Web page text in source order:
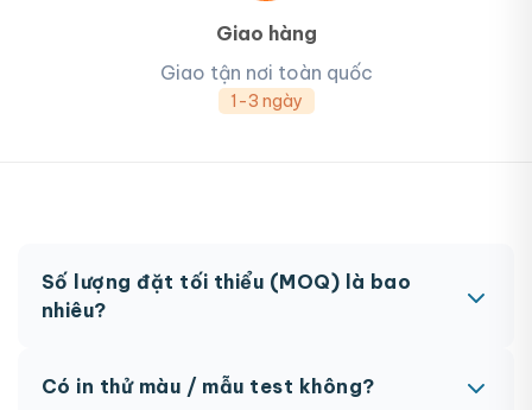
Giao hàng
Giao tận nơi toàn quốc
1-3 ngày
Số lượng đặt tối thiểu (MOQ) là bao
nhiêu?
đặc biệt có thể có MOQ khác nhau.
Có in thử màu / mẫu test không?